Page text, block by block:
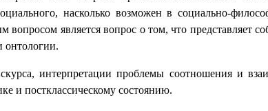
насколько возможен в социально-
является вопрос о том, что представляет
онтологии.
интерпретации проблемы соотношения и
и постклассическому состоянию.